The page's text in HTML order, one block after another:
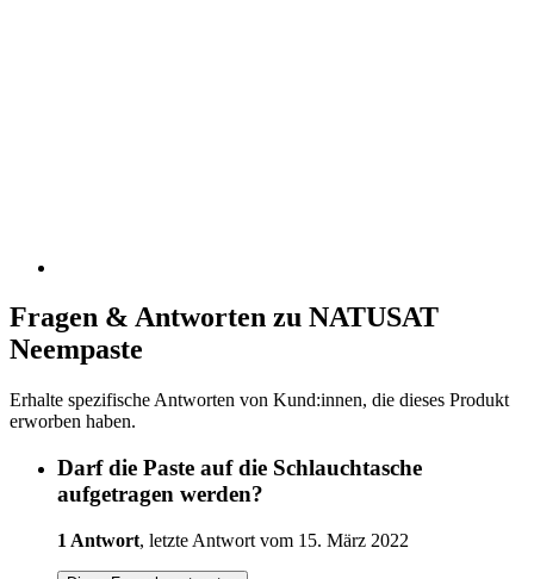
Fragen & Antworten zu NATUSAT
Neempaste
Erhalte spezifische Antworten von Kund:innen, die dieses Produkt
erworben haben.
Darf die Paste auf die Schlauchtasche
aufgetragen werden?
1 Antwort, letzte Antwort vom 15. März 2022